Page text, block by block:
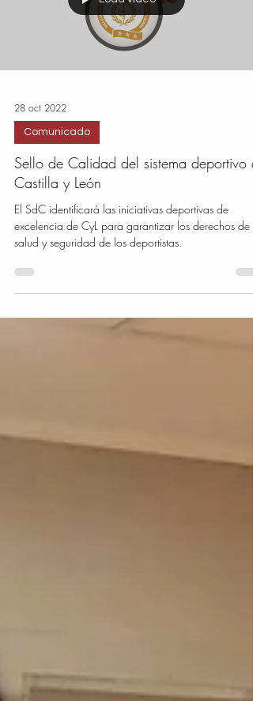
Load video
28 oct 2022
Comunicado
Sello de Calidad del sistema deportivo
Castilla y León
El SdC identificará las iniciativas deportivas de
excelencia de CyL para garantizar los derechos de
salud y seguridad de los deportistas.